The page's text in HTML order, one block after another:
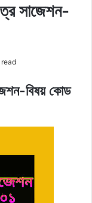
সাজেশন-
বিষয় কোড